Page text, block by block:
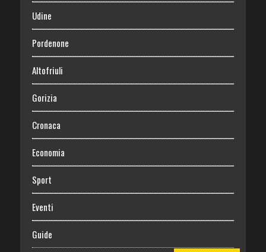
Udine
Pordenone
Altofriuli
Gorizia
Cronaca
Economia
Sport
Eventi
Guide